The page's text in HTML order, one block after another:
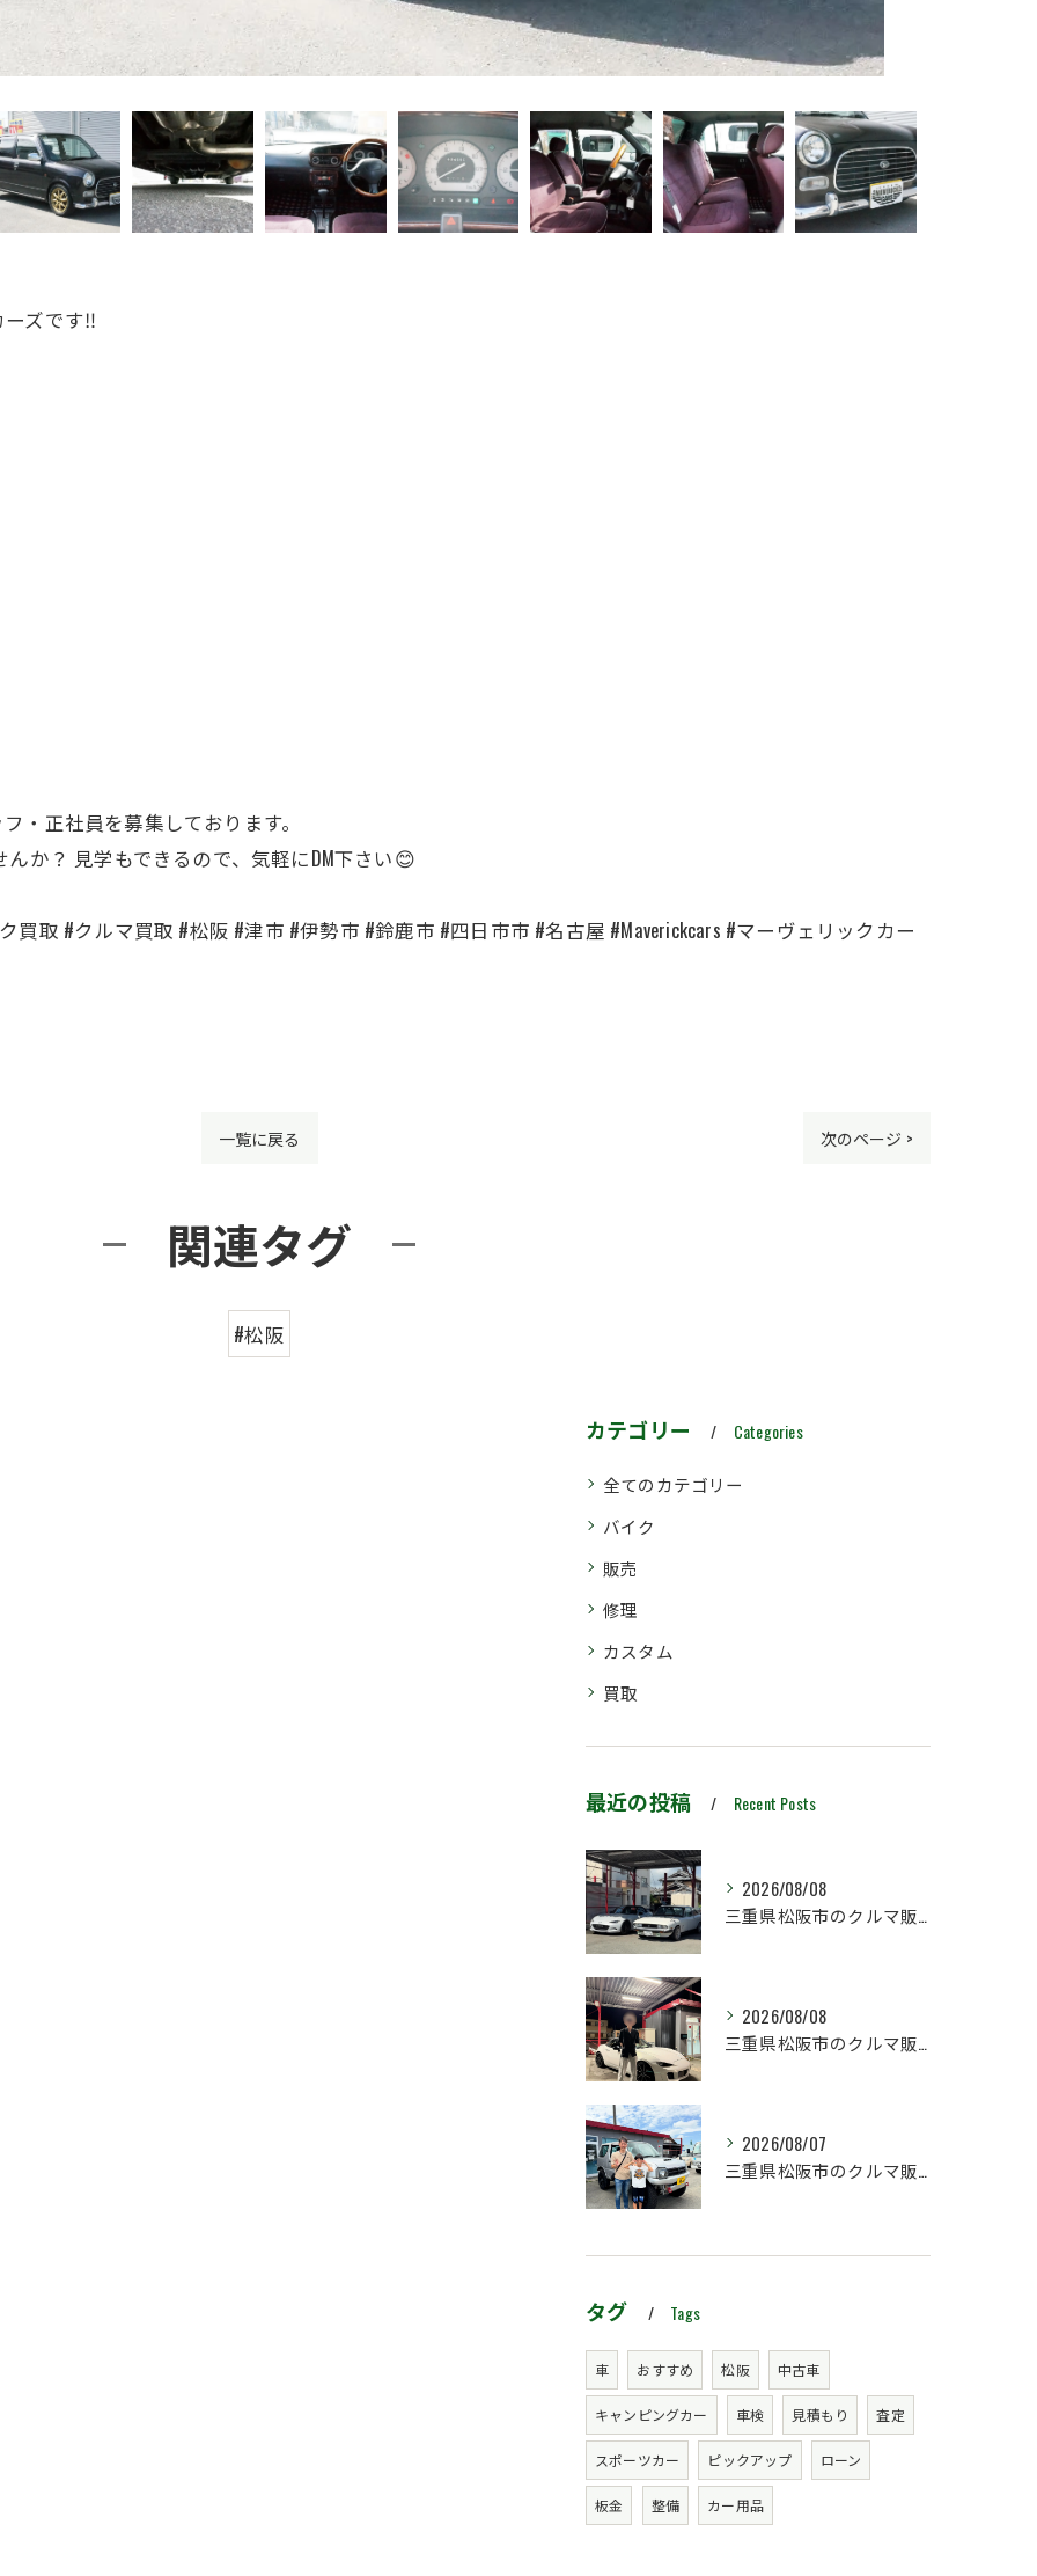
ズです‼️
・正社員を募集しております。
か？ 見学もできるので、気軽にDM下さい😊
取 #クルマ買取 #松阪 #津市 #伊勢市 #鈴鹿市 #四日市市 #名古屋 #Maverickcars #マーヴェリックカー
一覧に戻る 次のページ >
関連タグ
#松阪
カテゴリー Categories
全てのカテゴリー
バイク
販売
修理
カスタム
買取
最近の投稿 Recent Posts
2026/08/08
三重県松阪市のクルマ販売店マーヴェリックカーズです‼️
2026/08/08
三重県松阪市のクルマ販売店マーヴェリックカーズです‼️
2026/08/07
三重県松阪市のクルマ販売店マーヴェリックカーズです‼️
タグ Tags
車 おすすめ 松阪 中古車
キャンピングカー 車検 見積もり 査定
スポーツカー ピックアップ ローン
板金 整備 カー用品